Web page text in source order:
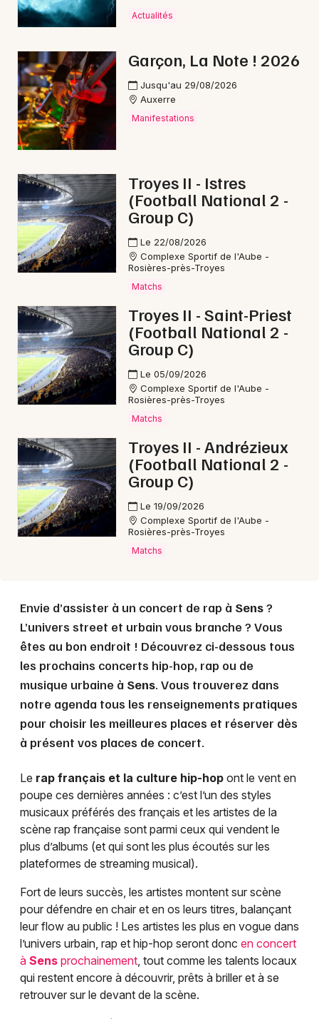
Rap dans l' Yonne
Rap en Bourgogne-Franche-Comté
Artistes en tournée
Actus à Sens
Magazine à Sens
89 - Yonne
Choisir mes départements
Mon email
Je m'abonne
Actualités
Garçon, La Note ! 2026
Jusqu'au 29/08/2026
Auxerre
Manifestations
Troyes II - Istres
(Football National 2 -
Group C)
Le 22/08/2026
Complexe Sportif de l'Aube -
Rosières-près-Troyes
Matchs
Troyes II - Saint-Priest
(Football National 2 -
Group C)
Le 05/09/2026
Complexe Sportif de l'Aube -
Rosières-près-Troyes
Matchs
Troyes II - Andrézieux
(Football National 2 -
Group C)
Le 19/09/2026
Complexe Sportif de l'Aube -
Rosières-près-Troyes
Matchs
Envie d’assister à un concert de rap à Sens?
L’univers street et urbain vous branche ? Vous
êtes au bon endroit ! Découvrez ci-dessous tous
les prochains concerts hip-hop, rap ou de
musique urbaine à Sens. Vous trouverez dans
notre agenda tous les renseignements pratiques
pour choisir les meilleures places et réserver dès
à présent vos places de concert.
Le rap français et la culture hip-hop ont le vent en
poupe ces dernières années : c’est l’un des styles
musicaux préférés des français et les artistes de la
scène rap française sont parmi ceux qui vendent le
plus d’albums (et qui sont les plus écoutés sur les
plateformes de streaming musical).
Fort de leurs succès, les artistes montent sur scène
pour défendre en chair et en os leurs titres, balançant
leur flow au public ! Les artistes les plus en vogue dans
l’univers urbain, rap et hip-hop seront donc en concert
à Sens prochainement, tout comme les talents locaux
qui restent encore à découvrir, prêts à briller et à se
retrouver sur le devant de la scène.